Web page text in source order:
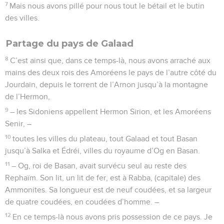
7 Mais nous avons pillé pour nous tout le bétail et le butin
des villes.
Partage du pays de Galaad
8 C’est ainsi que, dans ce temps-là, nous avons arraché aux
mains des deux rois des Amoréens le pays de l’autre côté du
Jourdain, depuis le torrent de l’Arnon jusqu’à la montagne
de l’Hermon,
9 – les Sidoniens appellent Hermon Sirion, et les Amoréens
Senir, –
10 toutes les villes du plateau, tout Galaad et tout Basan
jusqu’à Salka et Édréi, villes du royaume d’Og en Basan.
11 – Og, roi de Basan, avait survécu seul au reste des
Rephaïm. Son lit, un lit de fer, est à Rabba, (capitale) des
Ammonites. Sa longueur est de neuf coudées, et sa largeur
de quatre coudées, en coudées d’homme. –
12 En ce temps-là nous avons pris possession de ce pays. Je